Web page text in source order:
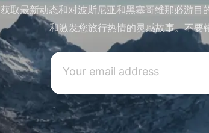
获取最新动态和对波斯尼亚和黑塞哥维那必游
和激发您旅行热情的灵感故事。不要